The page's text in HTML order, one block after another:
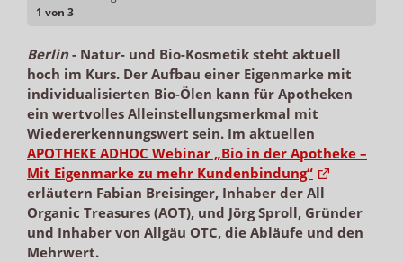
1 von 3
Berlin- Natur- und Bio-Kosmetik steht aktuell
hoch im Kurs. Der Aufbau einer Eigenmarke mit
individualisierten Bio-Ölen kann für Apotheken
ein wertvolles Alleinstellungsmerkmal mit
Wiedererkennungswert sein. Im aktuellen
APOTHEKE ADHOC Webinar „Bio in der Apotheke –
Mit Eigenmarke zu mehr Kundenbindung“
erläutern Fabian Breisinger, Inhaber der All
Organic Treasures (AOT), und Jörg Sproll, Gründer
und Inhaber von Allgäu OTC, die Abläufe und den
Mehrwert.